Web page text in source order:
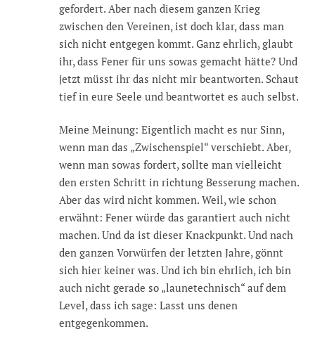
gefordert. Aber nach diesem ganzen Krieg
zwischen den Vereinen, ist doch klar, dass man
sich nicht entgegen kommt. Ganz ehrlich, glaubt
ihr, dass Fener für uns sowas gemacht hätte? Und
jetzt müsst ihr das nicht mir beantworten. Schaut
tief in eure Seele und beantwortet es auch selbst.
Meine Meinung: Eigentlich macht es nur Sinn,
wenn man das „Zwischenspiel“ verschiebt. Aber,
wenn man sowas fordert, sollte man vielleicht
den ersten Schritt in richtung Besserung machen.
Aber das wird nicht kommen. Weil, wie schon
erwähnt: Fener würde das garantiert auch nicht
machen. Und da ist dieser Knackpunkt. Und nach
den ganzen Vorwürfen der letzten Jahre, gönnt
sich hier keiner was. Und ich bin ehrlich, ich bin
auch nicht gerade so „launetechnisch“ auf dem
Level, dass ich sage: Lasst uns denen
entgegenkommen.